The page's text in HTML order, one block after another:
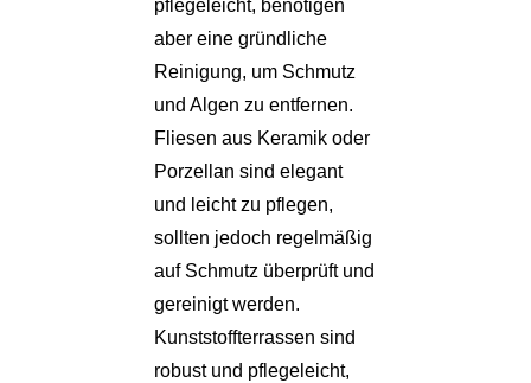
pflegeleicht, benötigen
aber eine gründliche
Reinigung, um Schmutz
und Algen zu entfernen.
Fliesen aus Keramik oder
Porzellan sind elegant
und leicht zu pflegen,
sollten jedoch regelmäßig
auf Schmutz überprüft und
gereinigt werden.
Kunststoffterrassen sind
robust und pflegeleicht,